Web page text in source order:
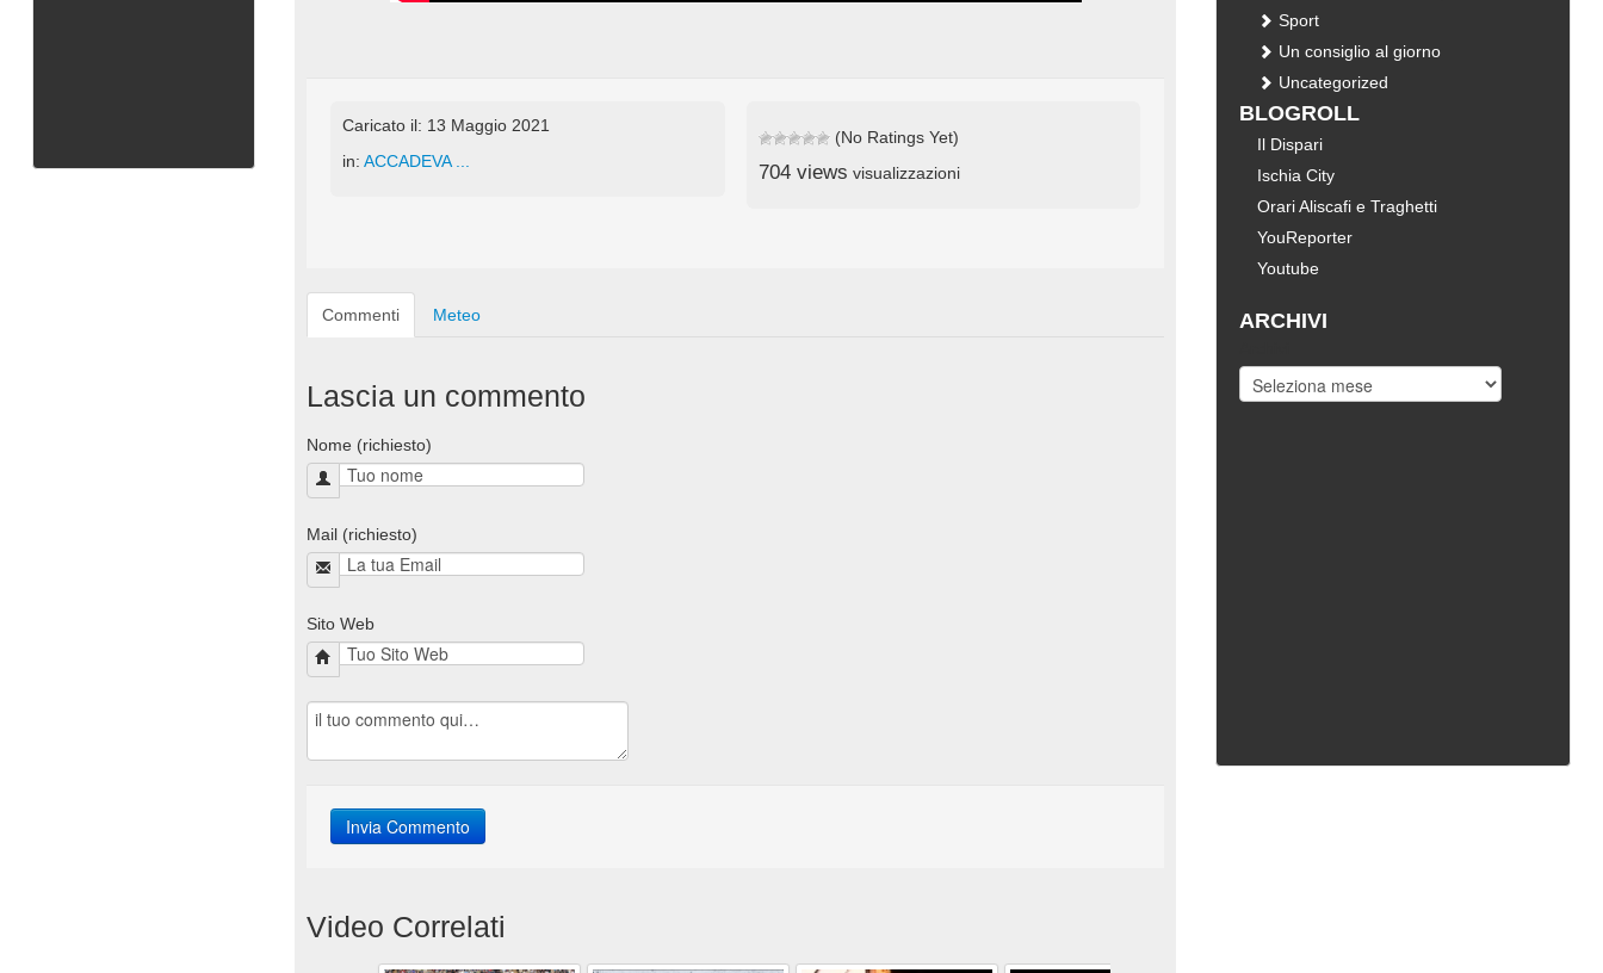
Caricato il: 13 Maggio 2021
in:ACCADEVA ...
(No Ratings Yet)
704 views visualizzazioni
Commenti Meteo
Lascia un commento
Nome (richiesto)
Mail (richiesto)
Sito Web
Video Correlati
Sport
Un consiglio al giorno
Uncategorized
BLOGROLL
Il Dispari
Ischia City
Orari Aliscafi e Traghetti
YouReporter
Youtube
ARCHIVI